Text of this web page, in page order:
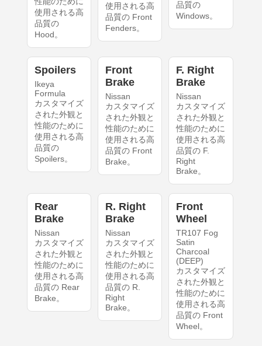
使用される高
品質の
Hood。
使用される高
品質の Front
Fenders。
品質の
Windows。
Spoilers
Ikeya
Formula
カスタマイズ
された外観と
性能のために
使用される高
品質の
Spoilers。
Front
Brake
Nissan
カスタマイズ
された外観と
性能のために
使用される高
品質の Front
Brake。
F. Right
Brake
Nissan
カスタマイズ
された外観と
性能のために
使用される高
品質の F.
Right
Brake。
Rear
Brake
Nissan
カスタマイズ
された外観と
性能のために
使用される高
品質の Rear
Brake。
R. Right
Brake
Nissan
カスタマイズ
された外観と
性能のために
使用される高
品質の R.
Right
Brake。
Front
Wheel
TR107 Fog
Satin
Charcoal
(DEEP)
カスタマイズ
された外観と
性能のために
使用される高
品質の Front
Wheel。